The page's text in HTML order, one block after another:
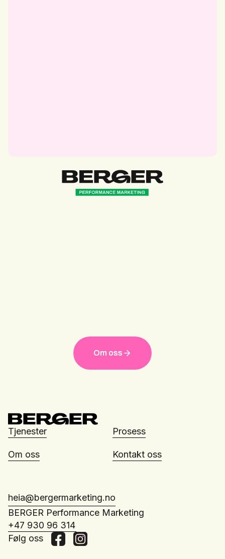
Om oss
Tjenester Prosess
Om oss Kontakt oss
heia@bergermarketing.no
BERGER Performance Marketing
+47 930 96 314
Følg oss